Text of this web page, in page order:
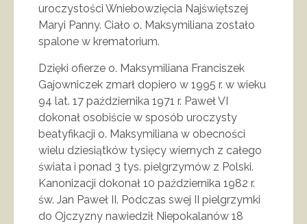
uroczystości Wniebowzięcia Najświętszej
Maryi Panny. Ciało o. Maksymiliana zostało
spalone w krematorium.
Dzięki ofierze o. Maksymiliana Franciszek
Gajowniczek zmarł dopiero w 1995 r. w wieku
94 lat. 17 października 1971 r. Paweł VI
dokonał osobiście w sposób uroczysty
beatyfikacji o. Maksymiliana w obecności
wielu dziesiątków tysięcy wiernych z całego
świata i ponad 3 tys. pielgrzymów z Polski.
Kanonizacji dokonał 10 października 1982 r.
św. Jan Paweł II. Podczas swej II pielgrzymki
do Ojczyzny nawiedził Niepokalanów 18